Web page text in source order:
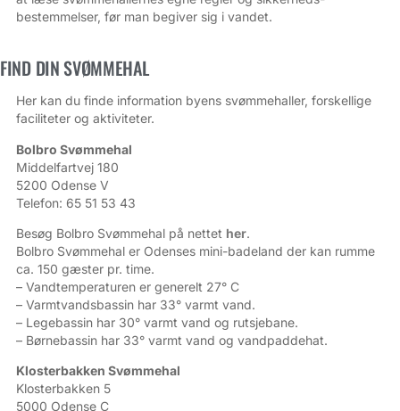
bestemmelser, før man begiver sig i vandet.
FIND DIN SVØMMEHAL
Her kan du finde information byens svømmehaller, forskellige
faciliteter og aktiviteter.
Bolbro Svømmehal
Middelfartvej 180
5200 Odense V
Telefon: 65 51 53 43
Besøg Bolbro Svømmehal på nettet her.
Bolbro Svømmehal er Odenses mini-badeland der kan rumme
ca. 150 gæster pr. time.
– Vandtemperaturen er generelt 27° C
– Varmtvandsbassin har 33° varmt vand.
– Legebassin har 30° varmt vand og rutsjebane.
– Børnebassin har 33° varmt vand og vandpaddehat.
Klosterbakken Svømmehal
Klosterbakken 5
5000 Odense C